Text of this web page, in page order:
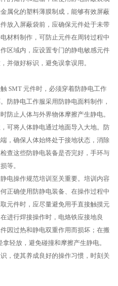
属化的塑料薄膜制成，能够有效屏蔽
放入屏蔽袋前，应确保元件处于未带
材料制作，可防止元件在周转过程中
区域内，应设置专门的静电敏感元件
并做好标识，避免误拿误用。
SMT 元件时，必须穿着防静电工作
防静电工作服采用防静电面料制作，
防止人体与外界物体摩擦产生静电。
可将人体静电通过地面导入大地。防
，确保人体始终处于接地状态，消除
查这些防静电装备是否完好，手环与
等。
电操作规范培训至关重要。培训内容
正确使用防静电装备、在操作过程中
元件时，应尽量避免用手直接触摸元
进行焊接操作时，电烙铁应接地良
因过热和静电双重作用而损坏；在搬
轻放，避免碰撞和摩擦产生静电。
，使其养成良好的操作习惯，时刻关